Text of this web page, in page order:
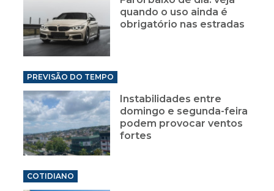
quando o uso ainda é
obrigatório nas estradas
PREVISÃO DO TEMPO
Instabilidades entre
domingo e segunda-feira
podem provocar ventos
fortes
COTIDIANO